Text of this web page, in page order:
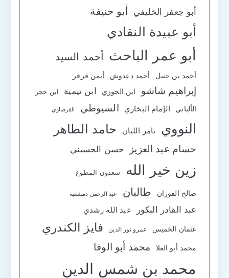
أبو جعفر الخليفي أبو حنيفة
أبو عبيدة النقادي
أبو عمر الباحث أحمد السيد
أحمد بن حنبل أحمد دعدوش أيمن قرقر
إبراهيم شاشو ابن الجوزي ابن تيمية ابن حجر
الألباني الإمام البخاري السيوطي القرضاوي
النووي تامر اللبان حامد الطاهر
حسام عبد العزيز حسن الحسيني
زين خير الله سعدون المطوع
صالح الفوزان طالبان عبد الرحمن دمشقية
عبد القادر البكور عبد الله رشدي
عثمان الخميس عمرو نور الدين فايز الكندري
محمد أبو العلا محمد أبو الوفا
محمد بن شمس الدين